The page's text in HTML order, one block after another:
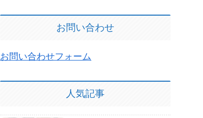
お問い合わせ
お問い合わせフォーム
人気記事